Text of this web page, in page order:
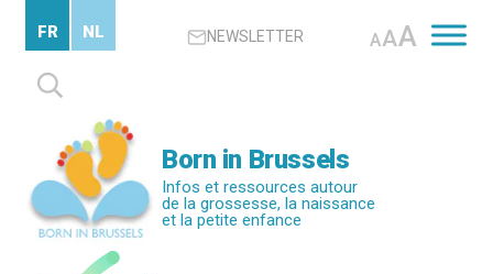
contenu
principal
NEWSLETTER AAA
Rechercher :
FR NL
Born in Brussels
Infos et ressources autour
de la grossesse, la naissance
et la petite enfance